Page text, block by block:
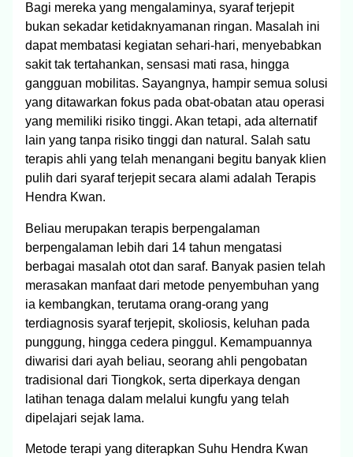
Bagi mereka yang mengalaminya, syaraf terjepit
bukan sekadar ketidaknyamanan ringan. Masalah ini
dapat membatasi kegiatan sehari-hari, menyebabkan
sakit tak tertahankan, sensasi mati rasa, hingga
gangguan mobilitas. Sayangnya, hampir semua solusi
yang ditawarkan fokus pada obat-obatan atau operasi
yang memiliki risiko tinggi. Akan tetapi, ada alternatif
lain yang tanpa risiko tinggi dan natural. Salah satu
terapis ahli yang telah menangani begitu banyak klien
pulih dari syaraf terjepit secara alami adalah Terapis
Hendra Kwan.
Beliau merupakan terapis berpengalaman
berpengalaman lebih dari 14 tahun mengatasi
berbagai masalah otot dan saraf. Banyak pasien telah
merasakan manfaat dari metode penyembuhan yang
ia kembangkan, terutama orang-orang yang
terdiagnosis syaraf terjepit, skoliosis, keluhan pada
punggung, hingga cedera pinggul. Kemampuannya
diwarisi dari ayah beliau, seorang ahli pengobatan
tradisional dari Tiongkok, serta diperkaya dengan
latihan tenaga dalam melalui kungfu yang telah
dipelajari sejak lama.
Metode terapi yang diterapkan Suhu Hendra Kwan